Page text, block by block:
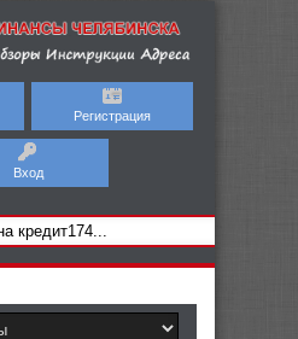
Регистрация
Вход